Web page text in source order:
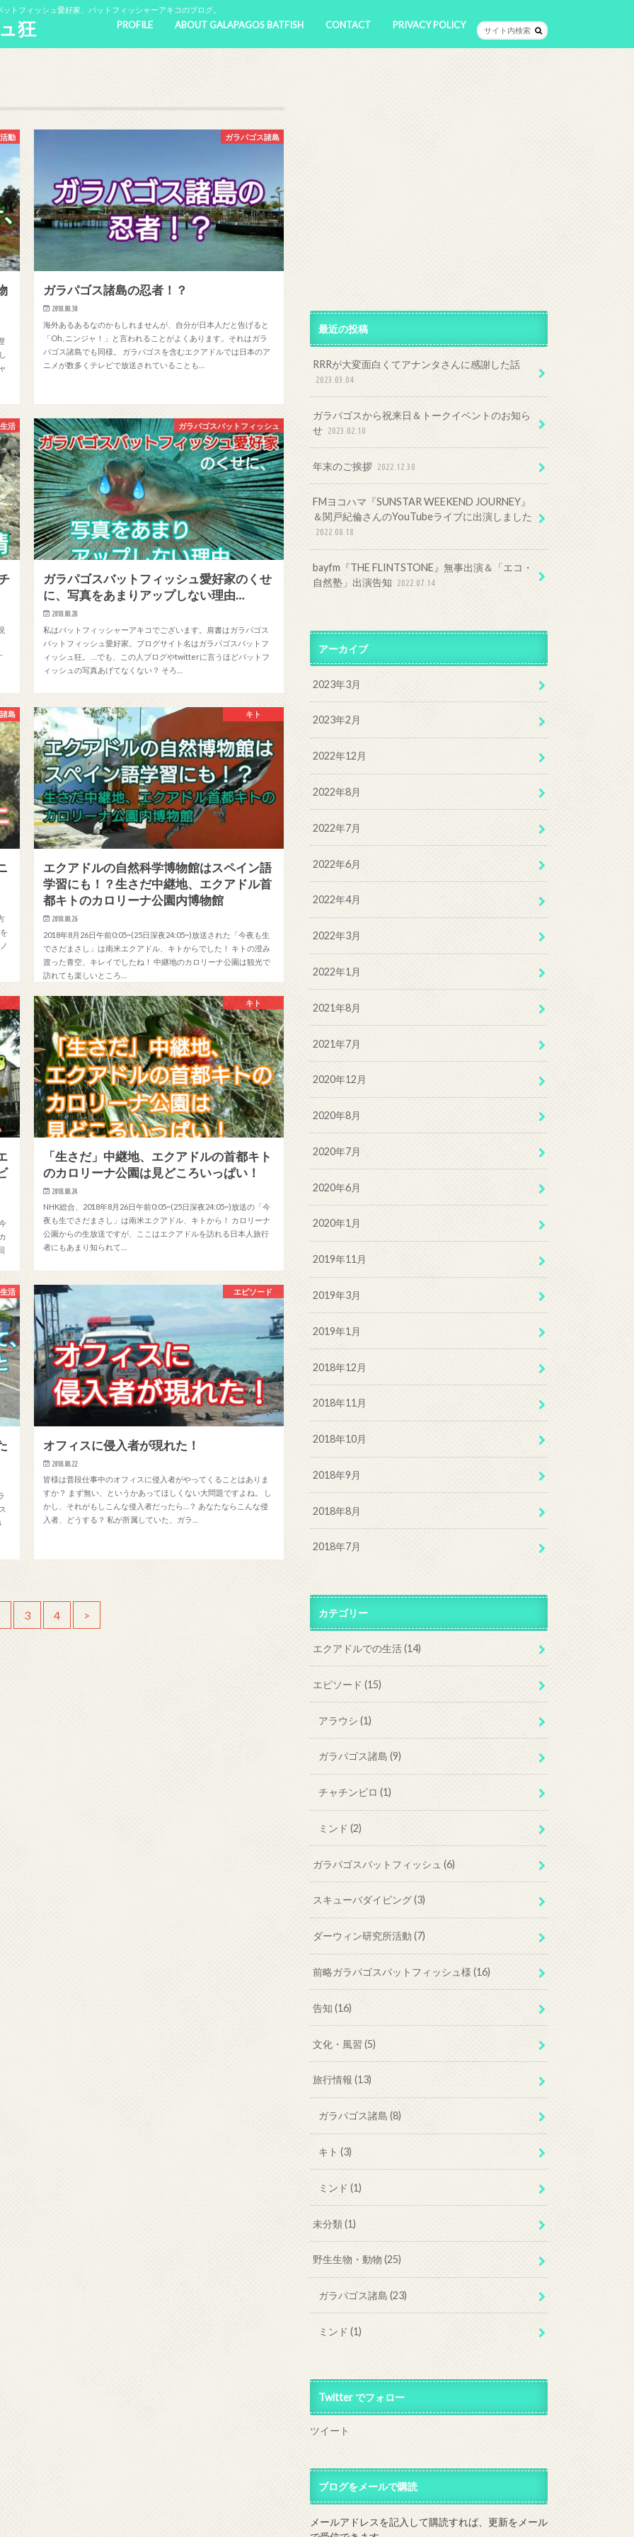
トフィッシュ愛好家、バットフィッシャーアキコのブログ。
狂 PROFILE ABOUT GALAPAGOS BATFISH CONTACT PRIVACY POLICY
動 ガラパゴス諸島
ガラパゴス諸島の忍者！？
2018.08.30
海外あるあるなのかもしれませんが、自分が日本人だと告げると
「Oh, ニンジャ！」と言われることがよくあります。それはガラ
パゴス諸島でも同様。 ガラパゴスを含むエクアドルでは日本のア
ニメが数多くテレビで放送されていることも…
活 ガラパゴスバットフィッシュ
ガラパゴスバットフィッシュ愛好家のくせ
に、写真をあまりアップしない理由…
2018.08.28
私はバットフィッシャーアキコでございます。肩書はガラパゴス
バットフィッシュ愛好家。ブログサイト名はガラパゴスバットフ
ィッシュ狂。 …でも、この人ブログやtwitterに言うほどバットフ
ィッシュの写真あげてなくない？ そろ…
島 キト
エクアドルの自然科学博物館はスペイン語
学習にも！？生さだ中継地、エクアドル首
都キトのカロリーナ公園内博物館
2018.08.26
2018年8月26日午前0:05~(25日深夜24:05~)放送された「今夜も生
でさだまさし」は南米エクアドル、キトからでした！ キトの澄み
渡った青空、キレイでしたね！ 中継地のカロリーナ公園は観光で
訪れても楽しいところ…
キト
「生さだ」中継地、エクアドルの首都キト
のカロリーナ公園は見どころいっぱい！
2018.08.24
NHK総合、2018年8月26日午前0:05~(25日深夜24:05~)放送の「今
夜も生でさだまさし」は南米エクアドル、キトから！ カロリーナ
公園からの生放送ですが、ここはエクアドルを訪れる日本人旅行
者にもあまり知られて…
活 エピソード
オフィスに侵入者が現れた！
2018.08.22
皆様は普段仕事中のオフィスに侵入者がやってくることはありま
すか？ まず無い、というかあってほしくない大問題ですよね。 し
かし、それがもしこんな侵入者だったら…？ あなたならこんな侵
入者、どうする？ 私が所属していた、ガラ…
3 4 >
最近の投稿
RRRが大変面白くてアナンタさんに感謝した話
2023.03.04
ガラパゴスから祝来日＆トークイベントのお知ら
せ 2023.02.10
年末のご挨拶 2022.12.30
FMヨコハマ『SUNSTAR WEEKEND JOURNEY』
＆関戸紀倫さんのYouTubeライブに出演しました
2022.08.18
bayfm『THE FLINTSTONE』無事出演＆「エコ・
自然塾」出演告知
2022.07.14
アーカイブ
2023年3月
2023年2月
2022年12月
2022年8月
2022年7月
2022年6月
2022年4月
2022年3月
2022年1月
2021年8月
2021年7月
2020年12月
2020年8月
2020年7月
2020年6月
2020年1月
2019年11月
2019年3月
2019年1月
2018年12月
2018年11月
2018年10月
2018年9月
2018年8月
2018年7月
カテゴリー
エクアドルでの生活(14)
エピソード(15)
アラウシ (1)
ガラパゴス諸島 (9)
チャチンビロ (1)
ミンド (2)
ガラパゴスバットフィッシュ(6)
スキューバダイビング(3)
ダーウィン研究所活動(7)
前略ガラパゴスバットフィッシュ様(16)
告知(16)
文化・風習(5)
旅行情報(13)
ガラパゴス諸島 (8)
キト (3)
ミンド (1)
未分類(1)
野生生物・動物(25)
ガラパゴス諸島 (23)
ミンド (1)
Twitter でフォロー
ツイート
ブログをメールで購読
メールアドレスを記入して購読すれば、更新をメール